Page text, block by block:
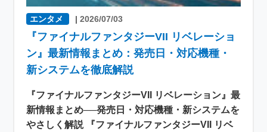
エンタメ |2026/07/03
『ファイナルファンタジーVII リベレーショ
ン』最新情報まとめ：発売日・対応機種・
新システムを徹底解説
『ファイナルファンタジーVII リベレーション』最
新情報まとめ──発売日・対応機種・新システムを
やさしく解説 『ファイナルファンタジーVII リベ